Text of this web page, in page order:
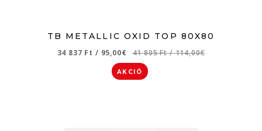
TB METALLIC OXID TOP 80X80
34 837 Ft / 95,00€ 41 805 Ft/ 114,00€
AKCIÓ